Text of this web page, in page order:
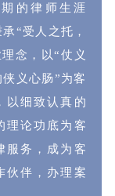
的律师生涯
“受人之托，
念，以“仗义
义心肠”为客
以细致认真的
理论功底为客
服务，成为客
伙伴，办理案